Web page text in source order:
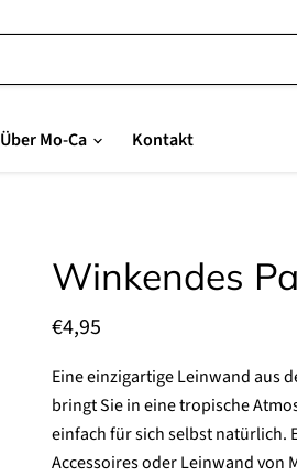
Über Mo-Ca Kontakt
Winkendes
Aktueller Preis
€4,95
Eine einzigartige Leinwand aus
bringt Sie in eine tropische
einfach für sich selbst natürlich.
Accessoires oder Leinwand von